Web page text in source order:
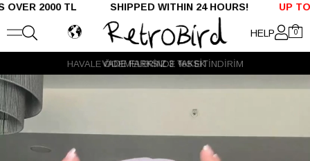
2000 TL SHIPPED WITHIN 24 HOURS!UP TO %50
HELP 0
VADE FARKSIZ 3 TAKSİT